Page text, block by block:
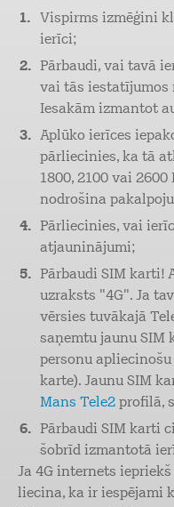
Vispirms izmēģini
ierīci;
Pārbaudi, vai tavā
vai tās iestatījumos
Iesakām izmantot
Aplūko ierīces
pārliecinies, ka tā
1800, 2100 vai
nodrošina
Pārliecinies, vai
atjauninājumi;
Pārbaudi SIM karti!
uzraksts "4G". Ja
vērsies tuvākajā
saņemtu jaunu SIM
personu
karte). Jaunu SIM
Mans Tele2 profilā,
Pārbaudi SIM karti
šobrīd izmantotā
Ja 4G internets
liecina, ka ir iespējami